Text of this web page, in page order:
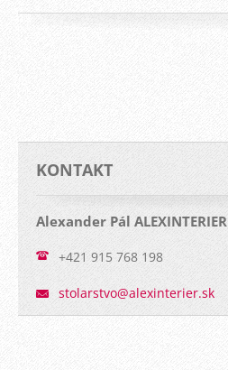
KONTAKT
Alexander Pál ALEXINTERIER
+421 915 768 198
stolarstvo@alexinterier.sk